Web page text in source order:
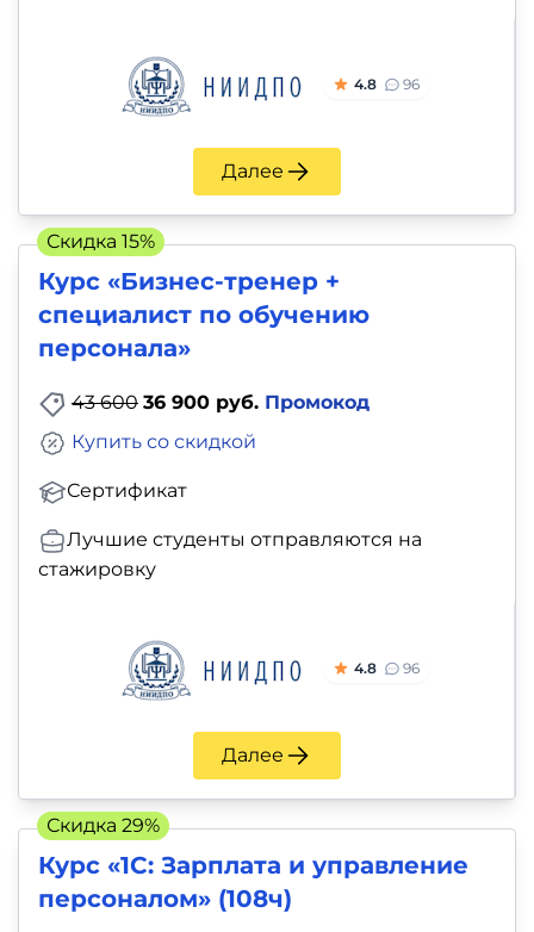
4.8 96
Далее
Курс «Бизнес-тренер +
специалист по обучению
персонала»
43 600 36 900 руб. Промокод
Сертификат
Купить со скидкой
Лучшие студенты отправляются на
стажировку
4.8 96
Далее
Скидка 15%
Курс «1С: Зарплата и управление
персоналом» (108ч)
Скидка 29%